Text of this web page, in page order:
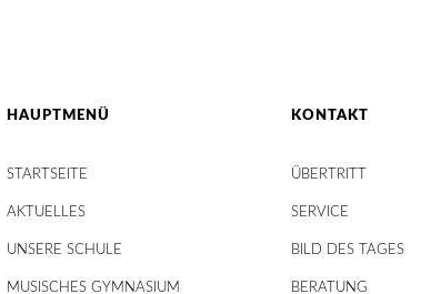
HAUPTMENÜ
STARTSEITE
AKTUELLES
UNSERE SCHULE
MUSISCHES GYMNASIUM
KONTAKT
ÜBERTRITT
SERVICE
BILD DES TAGES
BERATUNG